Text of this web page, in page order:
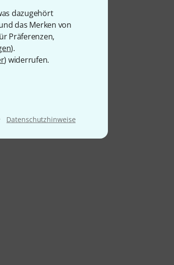
dazugehört
das Merken von
Präferenzen,
).
) widerrufen.
Datenschutzhinweise